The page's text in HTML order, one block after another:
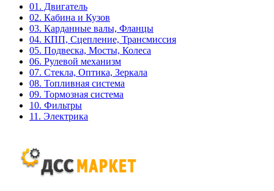
01. Двигатель
02. Кабина и Кузов
03. Карданные валы, Фланцы
04. КПП, Сцепление, Трансмиссия
05. Подвеска, Мосты, Колеса
06. Рулевой механизм
07. Стекла, Оптика, Зеркала
08. Топливная система
09. Тормозная система
10. Фильтры
11. Электрика